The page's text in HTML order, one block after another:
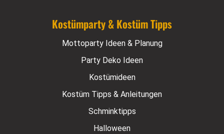
Kostümparty & Kostüm Tipps
Mottoparty Ideen & Planung
Party Deko Ideen
Kostümideen
Kostüm Tipps & Anleitungen
Schminktipps
Halloween